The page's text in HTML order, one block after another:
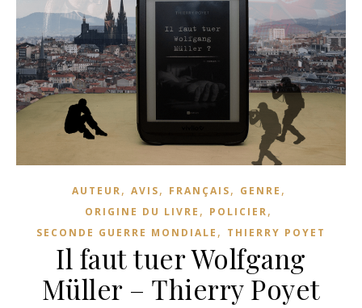
AUTEUR, AVIS, FRANÇAIS, GENRE ,
ORIGINE DU LIVRE , POLICIER,
SECONDE GUERRE MONDIALE , THIERRY POYET
Il faut tuer Wolfgang
Müller – Thierry Poyet